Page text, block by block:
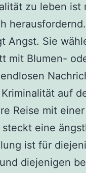
zu leben ist
Angst. Sie
mit Blumen-
auf
Reise mit
eine
ist für
diejenigen